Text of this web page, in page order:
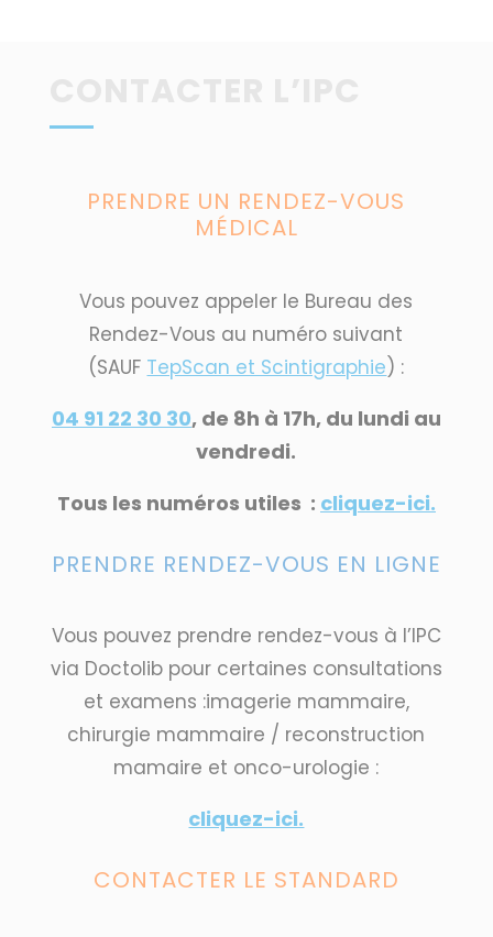
PRENDRE UN RENDEZ-VOUS
MÉDICAL
Vous pouvez appeler le Bureau des
Rendez-Vous au numéro suivant
(SAUF TepScan et Scintigraphie) :
04 91 22 30 30, de 8h à 17h, du lundi au
vendredi.
Tous les numéros utiles : cliquez-ici.
PRENDRE RENDEZ-VOUS EN LIGNE
Vous pouvez prendre rendez-vous à l’IPC
via Doctolib pour certaines consultations
et examens :imagerie mammaire,
chirurgie mammaire / reconstruction
mamaire et onco-urologie :
cliquez-ici.
CONTACTER LE STANDARD